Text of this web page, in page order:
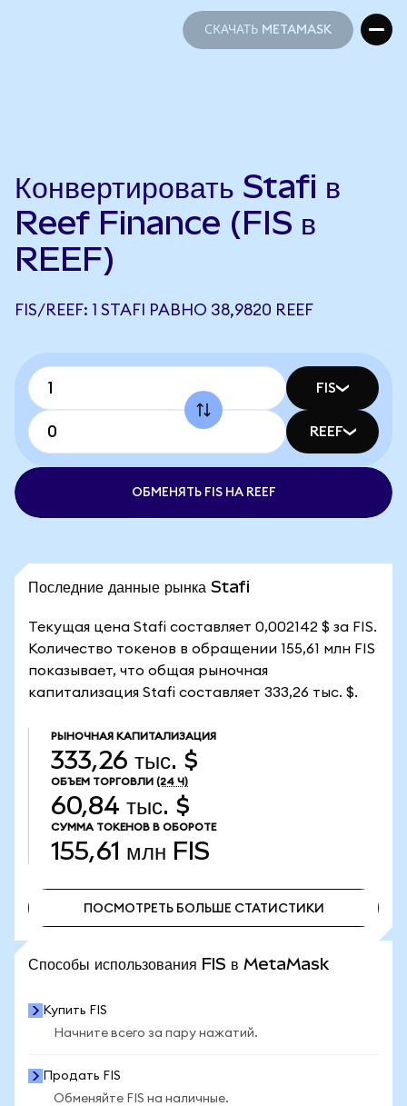
СКАЧАТЬ METAMASK
Конвертировать Stafi в
Reef Finance (FIS в
REEF)
FIS/REEF: 1 STAFI РАВНО 38,9820 REEF
FIS
REEF
ОБМЕНЯТЬ FIS НА REEF
Последние данные рынка Stafi
Текущая цена Stafi составляет 0,002142 $ за FIS.
Количество токенов в обращении 155,61 млн FIS
показывает, что общая рыночная
капитализация Stafi составляет 333,26 тыс. $.
РЫНОЧНАЯ КАПИТАЛИЗАЦИЯ
333,26 тыс. $
ОБЪЕМ ТОРГОВЛИ (24 Ч)
60,84 тыс. $
СУММА ТОКЕНОВ В ОБОРОТЕ
155,61 млн FIS
ПОСМОТРЕТЬ БОЛЬШЕ СТАТИСТИКИ
Способы использования FIS в MetaMask
Купить FIS
Начните всего за пару нажатий.
Продать FIS
Обменяйте FIS на наличные.